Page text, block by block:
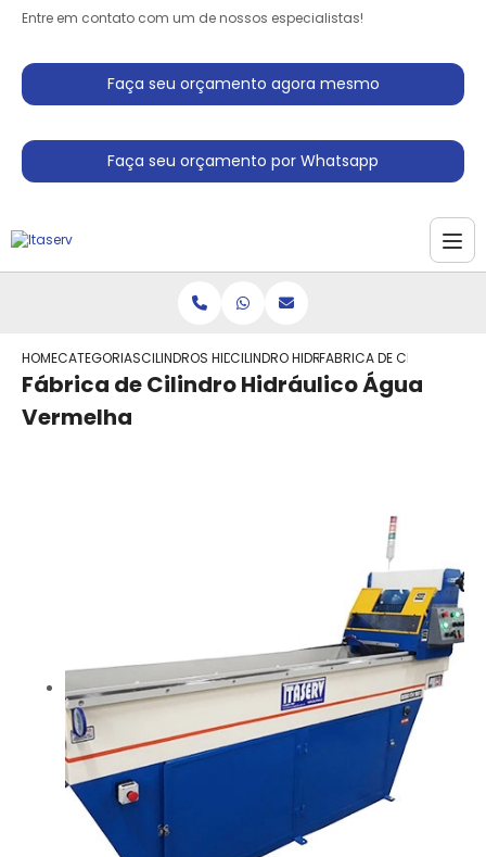
Entre em contato com um de nossos especialistas!
Faça seu orçamento agora mesmo
Faça seu orçamento por Whatsapp
HOMECATEGORIASCILINDROS HIDRAULICOCILINDRO HIDRAULICO TELESCOPICO
FABRICA DE CILINDRO
Fábrica de Cilindro Hidráulico Água
Vermelha